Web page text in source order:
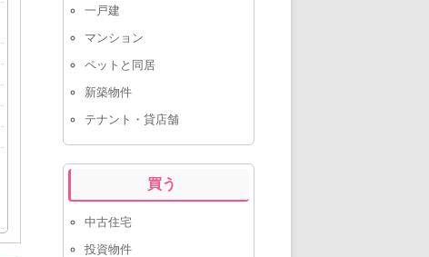
一戸建
マンション
ペットと同居
新築物件
テナント・貸店舗
買う
中古住宅
投資物件